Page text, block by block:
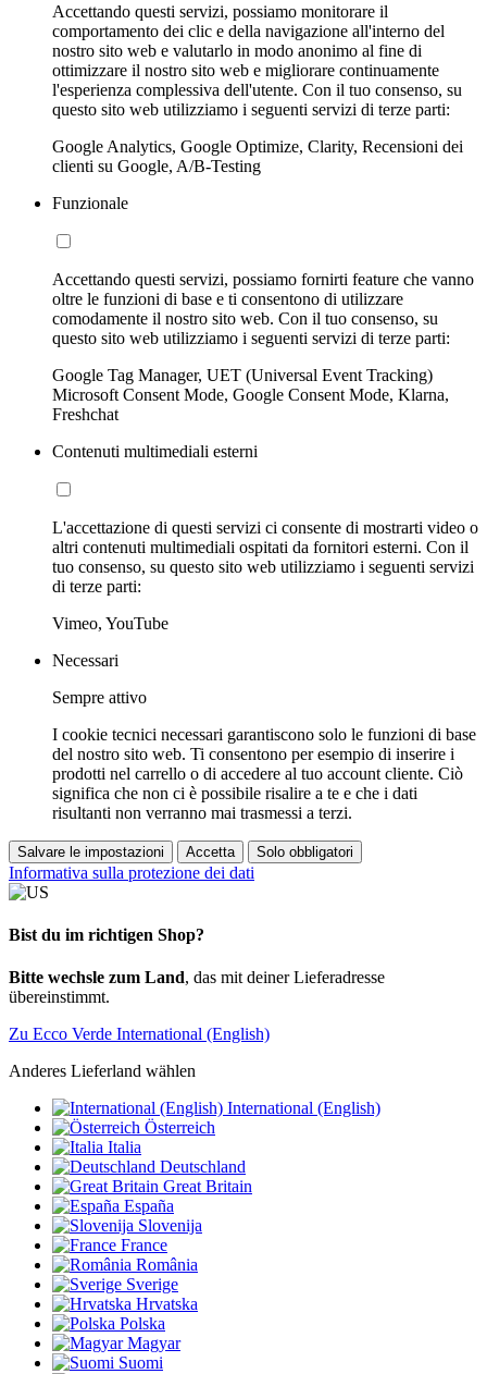
Accettando questi servizi, possiamo monitorare il
comportamento dei clic e della navigazione all'interno del
nostro sito web e valutarlo in modo anonimo al fine di
ottimizzare il nostro sito web e migliorare continuamente
l'esperienza complessiva dell'utente. Con il tuo consenso, su
questo sito web utilizziamo i seguenti servizi di terze parti:
Google Analytics, Google Optimize, Clarity, Recensioni dei
clienti su Google, A/B-Testing
Funzionale
Accettando questi servizi, possiamo fornirti feature che vanno
oltre le funzioni di base e ti consentono di utilizzare
comodamente il nostro sito web. Con il tuo consenso, su
questo sito web utilizziamo i seguenti servizi di terze parti:
Google Tag Manager, UET (Universal Event Tracking)
Microsoft Consent Mode, Google Consent Mode, Klarna,
Freshchat
Contenuti multimediali esterni
L'accettazione di questi servizi ci consente di mostrarti video o
altri contenuti multimediali ospitati da fornitori esterni. Con il
tuo consenso, su questo sito web utilizziamo i seguenti servizi
di terze parti:
Vimeo, YouTube
Necessari
Sempre attivo
I cookie tecnici necessari garantiscono solo le funzioni di base
del nostro sito web. Ti consentono per esempio di inserire i
prodotti nel carrello o di accedere al tuo account cliente. Ciò
significa che non ci è possibile risalire a te e che i dati
risultanti non verranno mai trasmessi a terzi.
Salvare le impostazioni Accetta Solo obbligatori
Informativa sulla protezione dei dati
Bist du im richtigen Shop?
Bitte wechsle zum Land, das mit deiner Lieferadresse
übereinstimmt.
Zu Ecco Verde International (English)
Anderes Lieferland wählen
International (English)
Österreich
Italia
Deutschland
Great Britain
España
Slovenija
France
România
Sverige
Hrvatska
Polska
Magyar
Suomi